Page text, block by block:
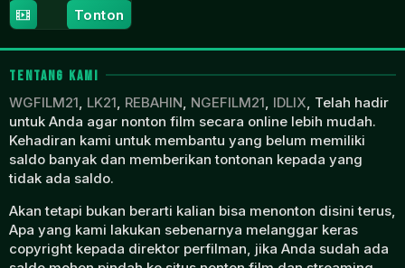
6
Mar
2008
John
Wahba
Tonton
TENTANG KAMI
WGFILM21, LK21, REBAHIN, NGEFILM21, IDLIX, Telah hadir
untuk Anda agar nonton film secara online lebih mudah.
Kehadiran kami untuk membantu yang belum memiliki
saldo banyak dan memberikan tontonan kepada yang
tidak ada saldo.
Akan tetapi bukan berarti kalian bisa menonton disini terus,
Apa yang kami lakukan sebenarnya melanggar keras
copyright kepada direktor perfilman, jika Anda sudah ada